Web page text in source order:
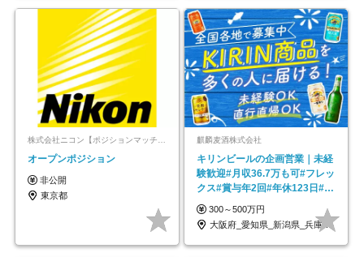
株式会社ニコン【ポジションマッチ登録】
オープンポジション
非公開
東京都
麒麟麦酒株式会社
キリンビールの企画営業｜未経
験歓迎#月収36.7万も可#フレッ
クス#賞与年2回#年休123日#完
全週休2日制
300～500万円
大阪府_愛知県_新潟県_兵庫県_福岡県